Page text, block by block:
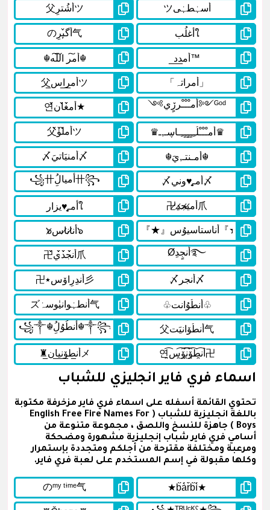
اسماء فري فاير انجليزي للشباب
تحتوي القائمة أسفله على اسماء فري فاير مزخرفة مكتوبة
باللغة انجليزية للشباب ( English Free Fire Names For
Boys ) جاهزة للنسخ واللصق ، مجموعة متنوعة من
أسامي فري فاير شباب إنجليزية مشهورة ومضحكة
ومرعبة ومختلفة مقترحة من أجلكم ومتجددة بإستمرار
وكلها مقبولة في إسم المستخدم على لعبة فري فاير.